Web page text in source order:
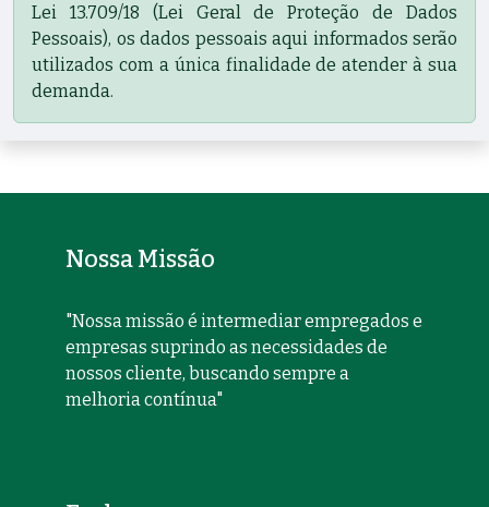
Lei 13.709/18 (Lei Geral de Proteção de Dados
Pessoais), os dados pessoais aqui informados serão
utilizados com a única finalidade de atender à sua
demanda.
Nossa Missão
"Nossa missão é intermediar empregados e
empresas suprindo as necessidades de
nossos cliente, buscando sempre a
melhoria contínua"